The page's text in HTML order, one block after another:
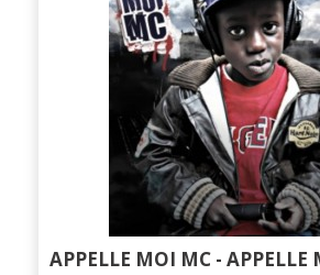
APPELLE MOI MC - APPELLE